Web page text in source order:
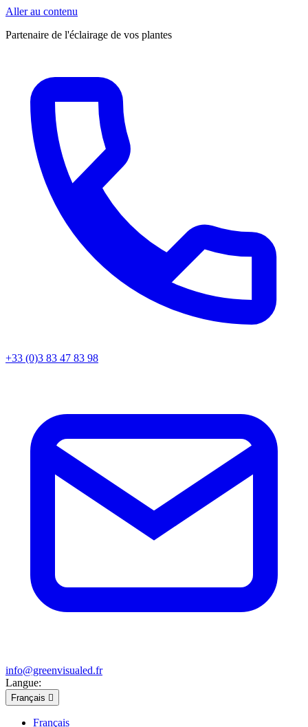
Aller au contenu
Partenaire de l'éclairage de vos plantes
+33 (0)3 83 47 83 98
info@greenvisualed.fr
Langue:
Français 
Français